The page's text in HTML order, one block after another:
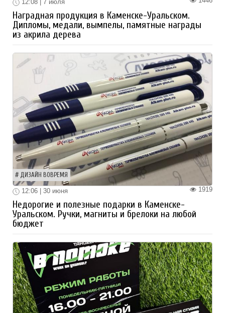
12:08 | 7 июля
Наградная продукция в Каменске-Уральском.
Дипломы, медали, вымпелы, памятные награды
из акрила дерева
ДИЗАЙН ВОВРЕМЯ
1919
12:06 | 30 июня
Недорогие и полезные подарки в Каменске-
Уральском. Ручки, магниты и брелоки на любой
бюджет